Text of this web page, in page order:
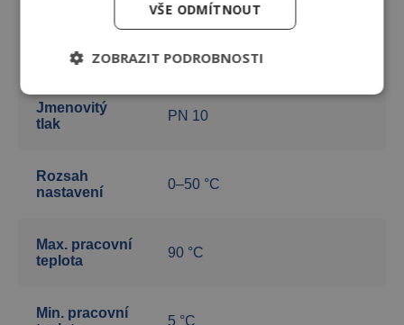
Rozměry
16×2 mm, DN 15
Jmenovitý
tlak
PN 10
Rozsah
nastavení
0–50 °C
Max. pracovní
teplota
90 °C
Min. pracovní
5 °C
VŠE ODMÍTNOUT
ZOBRAZIT PODROBNOSTI